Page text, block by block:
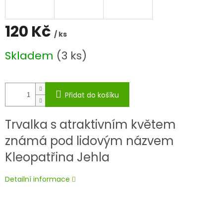
120 Kč / ks
cena:
Skladem (3 ks)
Přidat do košíku
Trvalka s atraktivním květem
známá pod lidovým názvem
Kleopatřina Jehla
Detailní informace